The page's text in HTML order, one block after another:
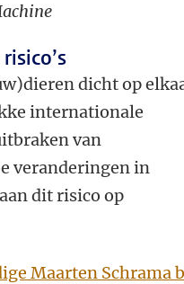
dicht op
internationale
van
veranderingen in
dit risico op
Maarten Schrama